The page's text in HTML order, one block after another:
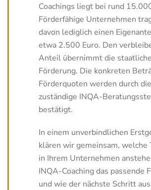
Coachings liegt bei rund
Förderfähige Unternehmen
davon lediglich einen
etwa 2.500 Euro. Den
Anteil übernimmt die staatliche
Förderung. Die konkreten
Förderquoten werden durch die
zuständige INQA-
bestätigt.
In einem unverbindlichen
klären wir gemeinsam, welche
in Ihrem Unternehmen
INQA-Coaching das passende
und wie der nächste Schritt